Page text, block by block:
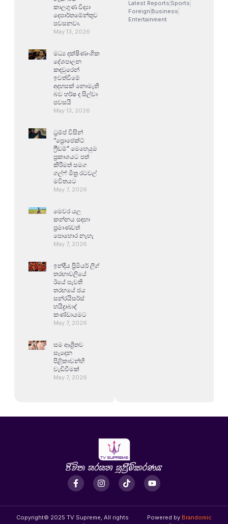
කාලගුණ විද්‍යා
දෙපාර්තමේන්තුව
පවසනවා.
May 13, 2026
මධ්‍ය දක්ෂිණාංශික
දේශපාලන
කඳවුරෙන්
ඉවත්වීමේ
අදහසක් නොමැති
බව හර්ෂ ද සිල්වා
පවසයි
May 13, 2026
ට්‍රම්ප් විසින්
“ප්‍රොජෙක්ට්
ෆ්‍රීඩම්” මෙහෙයුම
ප්‍රකාශයට පත්
කිරීමත් සමග
ගල්ෆ් මිත්‍ර රටවල්
මවිතයට
May 7, 2026
මෙවර යල
කන්නය සඳහා
ප්‍රමාණවත්
පොහොර නැහැ
May 7, 2026
ඉන්දීය ප්‍රිමියර් ලීග්
තරඟාවලියේ
ඊයේ පැවති
තරඟයේ ජය
සන්රයිසර්ස්
හයිද්‍රාබාද්
කණ්ඩායමට
May 7, 2026
සම ආශ්‍රිතව
සෑදෙන
පිළිකාවන්හි
වැඩිවීමක්
May 7, 2026
Latest Reports Sports
Foreign Business
Entertainment
Copyright© 2025 TV Supreme, All rights
Powered by Brandomic